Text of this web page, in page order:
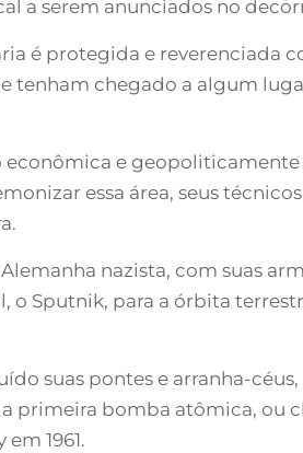
a serem anunciados no
é protegida e reverenciada
tenham chegado a algum
e
essa área, seus
nazista, com suas
Sputnik, para a órbita
suas pontes e arranha-
primeira bomba atômica, ou
1961.